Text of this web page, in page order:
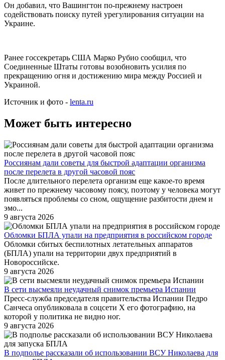
Он добавил, что Вашингтон по-прежнему настроен
содействовать поиску путей урегулирования ситуации на
Украине.
Ранее госсекретарь США Марко Рубио сообщил, что
Соединенные Штаты готовы возобновить усилия по
прекращению огня и достижению мира между Россией и
Украиной.
Источник и фото - lenta.ru
Может быть интересно
Россиянам дали советы для быстрой адаптации организма
после перелета в другой часовой пояс
После длительного перелета организм еще какое-то время
живет по прежнему часовому поясу, поэтому у человека могут
появляться проблемы со сном, ощущение разбитости днем и
эмо...
9 августа 2026
Обломки БПЛА упали на предприятия в российском городе
Обломки сбитых беспилотных летательных аппаратов
(БПЛА) упали на территории двух предприятий в
Новороссийске.
9 августа 2026
В сети высмеяли неудачный снимок премьера Испании
Пресс-служба председателя правительства Испании Педро
Санчеса опубликовала в соцсети X его фотографию, на
которой у политика не видно ног.
9 августа 2026
В подполье рассказали об использовании ВСУ Николаева для